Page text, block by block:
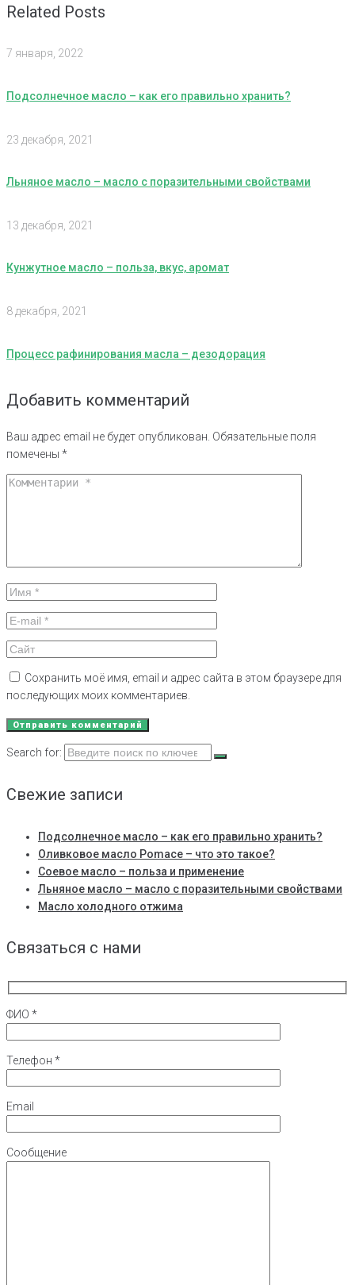
Related Posts
7 января, 2022
Подсолнечное масло – как его правильно хранить?
23 декабря, 2021
Льняное масло – масло с поразительными свойствами
13 декабря, 2021
Кунжутное масло – польза, вкус, аромат
8 декабря, 2021
Процесс рафинирования масла – дезодорация
Добавить комментарий
Ваш адрес email не будет опубликован. Обязательные поля
помечены *
Сохранить моё имя, email и адрес сайта в этом браузере для
последующих моих комментариев.
Search for:
Свежие записи
Подсолнечное масло – как его правильно хранить?
Оливковое масло Pomace – что это такое?
Соевое масло – польза и применение
Льняное масло – масло с поразительными свойствами
Масло холодного отжима
Связаться с нами
ФИО *
Телефон *
Email
Сообщение